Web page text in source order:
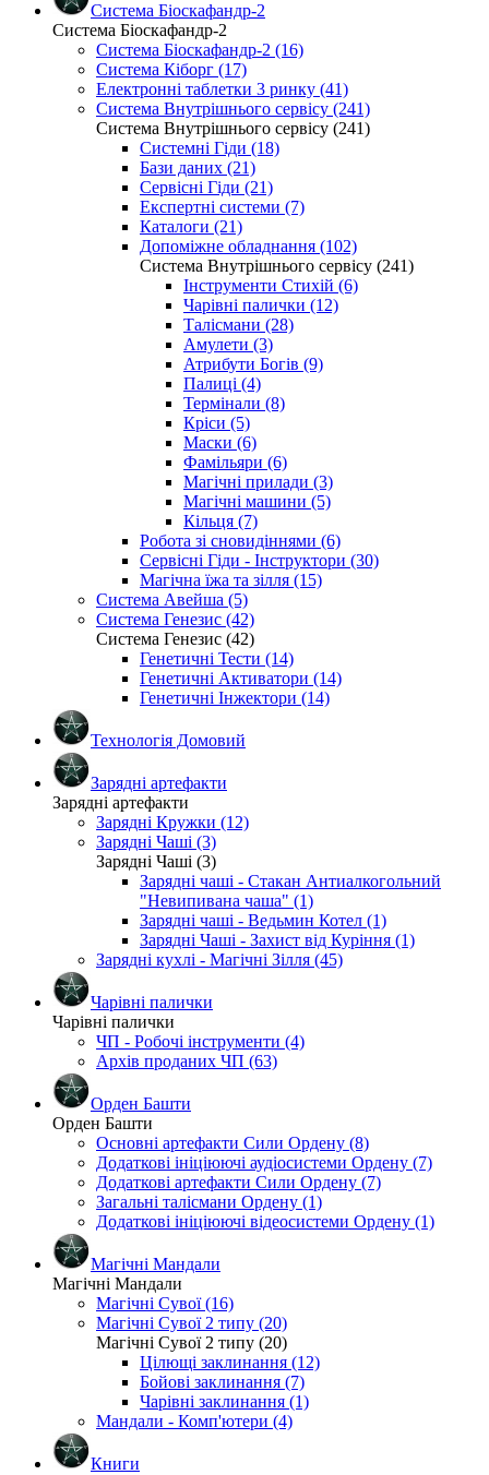
Система Біоскафандр-2
Система Біоскафандр-2
Система Біоскафандр-2 (16)
Система Кіборг (17)
Електронні таблетки 3 ринку (41)
Система Внутрішнього сервісу (241)
Система Внутрішнього сервісу (241)
Системні Гіди (18)
Бази даних (21)
Сервісні Гіди (21)
Експертні системи (7)
Каталоги (21)
Допоміжне обладнання (102)
Система Внутрішнього сервісу (241)
Інструменти Стихій (6)
Чарівні палички (12)
Талісмани (28)
Амулети (3)
Атрибути Богів (9)
Палиці (4)
Термінали (8)
Кріси (5)
Маски (6)
Фамільяри (6)
Магічні прилади (3)
Магічні машини (5)
Кільця (7)
Робота зі сновидіннями (6)
Сервісні Гіди - Інструктори (30)
Магічна їжа та зілля (15)
Система Авейша (5)
Система Генезис (42)
Система Генезис (42)
Генетичні Тести (14)
Генетичні Активатори (14)
Генетичні Інжектори (14)
Технологія Домовий
Зарядні артефакти
Зарядні артефакти
Зарядні Кружки (12)
Зарядні Чаші (3)
Зарядні Чаші (3)
Зарядні чаші - Стакан Антиалкогольний
"Невипивана чаша" (1)
Зарядні чаші - Ведьмин Котел (1)
Зарядні Чаші - Захист від Куріння (1)
Зарядні кухлі - Магічні Зілля (45)
Чарівні палички
Чарівні палички
ЧП - Робочі інструменти (4)
Архів проданих ЧП (63)
Орден Башти
Орден Башти
Основні артефакти Сили Ордену (8)
Додаткові ініціюючі аудіосистеми Ордену (7)
Додаткові артефакти Сили Ордену (7)
Загальні талісмани Ордену (1)
Додаткові ініціюючі відеосистеми Ордену (1)
Магічні Мандали
Магічні Мандали
Магічні Сувої (16)
Магічні Сувої 2 типу (20)
Магічні Сувої 2 типу (20)
Цілющі заклинання (12)
Бойові заклинання (7)
Чарівні заклинання (1)
Мандали - Комп'ютери (4)
Книги